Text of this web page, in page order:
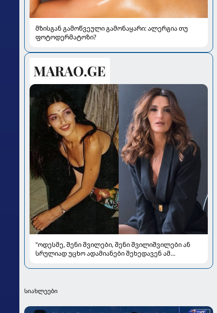
მზისგან გამოწვეული გამონაყარი: ალერგია თუ
ფოტოდერმატოზი?
"ოდესმე, შენი შვილები, შენი შვილიშვილები ან
სრულიად უცხო ადამიანები შეხედავენ ამ
ყიფშიძეზე
სიახლეები